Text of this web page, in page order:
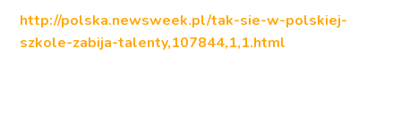
http://polska.newsweek.pl/tak-sie-w-polskiej-
szkole-zabija-talenty,107844,1,1.html